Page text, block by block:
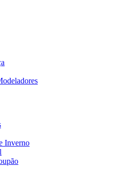
Inverno